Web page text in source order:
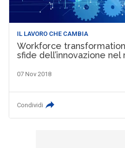
IL LAVORO CHE CAMBIA
Workforce
sfide dell’innovazione nel
07 Nov 2018
Condividi